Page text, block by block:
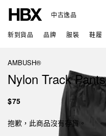
中古逸品
新到貨品 品牌 服裝 鞋履
AMBUSH®
Nylon Track Pants
$75
抱歉，此商品沒有存貨。